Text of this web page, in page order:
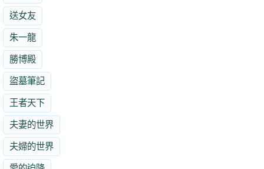
送女友
朱一龍
勝博殿
盜墓筆記
王者天下
夫妻的世界
夫婦的世界